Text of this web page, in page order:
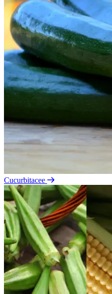
Cucurbitacee